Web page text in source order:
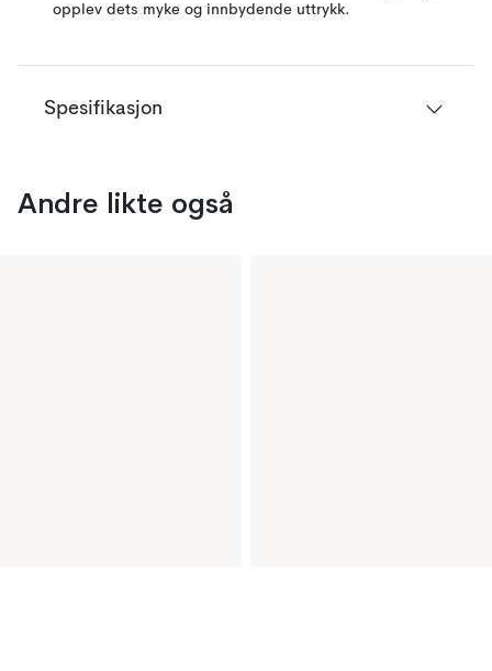
opplev dets myke og innbydende uttrykk.
Spesifikasjon
Andre likte også